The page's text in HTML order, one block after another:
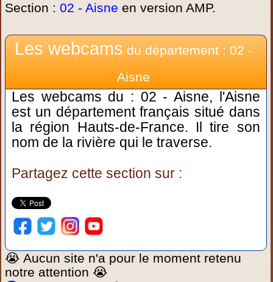
Section :02 - Aisne en version AMP.
Les webcams du département : 02 -
Aisne
Les webcams du : 02 - Aisne, l'Aisne
est un département français situé dans
la région Hauts-de-France. Il tire son
nom de la rivière qui le traverse.
Partagez cette section sur :
😭 Aucun site n'a pour le moment retenu
notre attention 😭